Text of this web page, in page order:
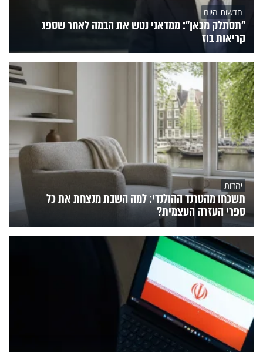
חדשות היום
"תסתלק מכאן": ממדאני נטש את הבמה לאחר שספג
קריאות בוז
יהדות
תשכחו מהטרנד ההולנדי: למה השבת מנצחת את כל
ספרי העזרה העצמית?